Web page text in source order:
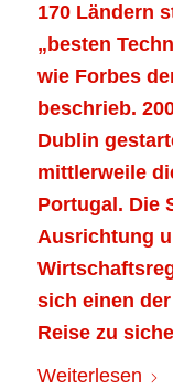
170 Ländern
„besten
wie Forbes
beschrieb.
Dublin
mittlerweile
Portugal. Die
Ausrichtung
sich einen
Reise zu
Weiterlesen